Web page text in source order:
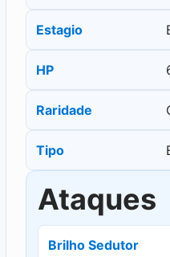
Estagio
HP
Raridade
Tipo
Ataques
Brilho Sedutor